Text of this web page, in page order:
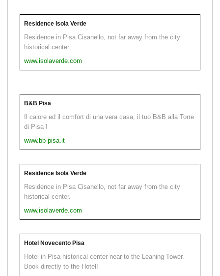
Residence Isola Verde
Residence in Pisa Cisanello, not far away from the city
historical center.
www.isolaverde.com
B&B Pisa
Il calore ed il comfort di una vera casa, il tuo B&B alla Torre
di Pisa !
www.bb-pisa.it
Residence Isola Verde
Residence in Pisa Cisanello, not far away from the city
historical center.
www.isolaverde.com
Hotel Novecento Pisa
Hotel in Pisa historical center near to the Leaning Tower.
Book directly to the Hotel!